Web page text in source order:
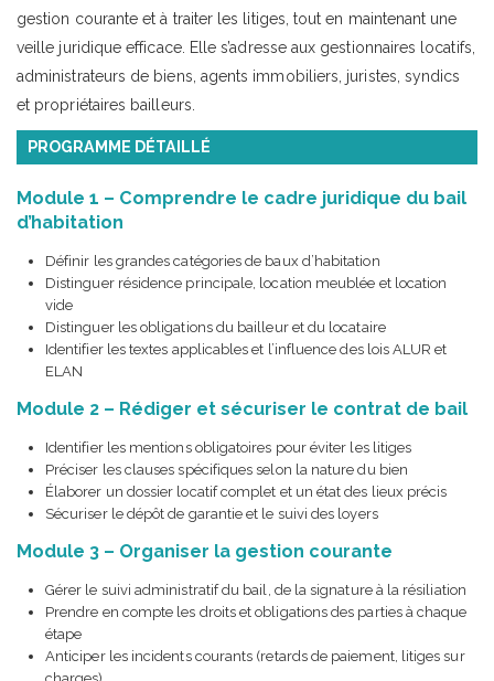
gestion courante et à traiter les litiges, tout en maintenant une
veille juridique efficace. Elle s’adresse aux gestionnaires locatifs,
administrateurs de biens, agents immobiliers, juristes, syndics
et propriétaires bailleurs.
PROGRAMME DÉTAILLÉ
Module 1 – Comprendre le cadre juridique du bail
d’habitation
Définir les grandes catégories de baux d’habitation
Distinguer résidence principale, location meublée et location
vide
Distinguer les obligations du bailleur et du locataire
Identifier les textes applicables et l’influence des lois ALUR et
ELAN
Module 2 – Rédiger et sécuriser le contrat de bail
Identifier les mentions obligatoires pour éviter les litiges
Préciser les clauses spécifiques selon la nature du bien
Élaborer un dossier locatif complet et un état des lieux précis
Sécuriser le dépôt de garantie et le suivi des loyers
Module 3 – Organiser la gestion courante
Gérer le suivi administratif du bail, de la signature à la résiliation
Prendre en compte les droits et obligations des parties à chaque
étape
Anticiper les incidents courants (retards de paiement, litiges sur